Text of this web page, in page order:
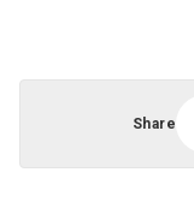
Share